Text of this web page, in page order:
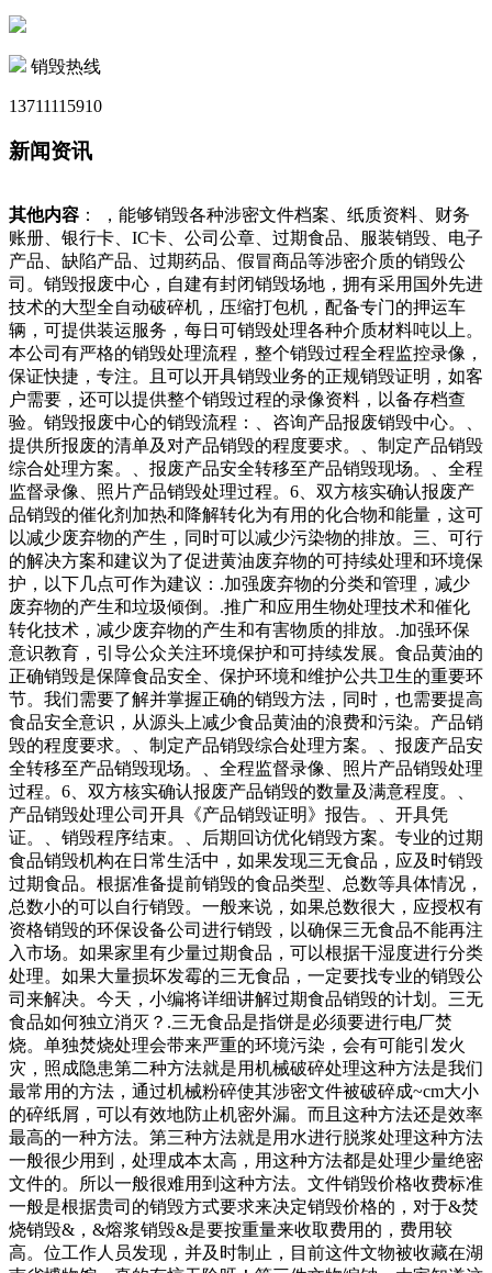
销毁热线
13711115910
新闻资讯
其他内容 ： ，能够销毁各种涉密文件档案、纸质资料、财务
账册、银行卡、IC卡、公司公章、过期食品、服装销毁、电子
产品、缺陷产品、过期药品、假冒商品等涉密介质的销毁公
司。销毁报废中心，自建有封闭销毁场地，拥有采用国外先进
技术的大型全自动破碎机，压缩打包机，配备专门的押运车
辆，可提供装运服务，每日可销毁处理各种介质材料吨以上。
本公司有严格的销毁处理流程，整个销毁过程全程监控录像，
保证快捷，专注。且可以开具销毁业务的正规销毁证明，如客
户需要，还可以提供整个销毁过程的录像资料，以备存档查
验。销毁报废中心的销毁流程：、咨询产品报废销毁中心。、
提供所报废的清单及对产品销毁的程度要求。、制定产品销毁
综合处理方案。、报废产品安全转移至产品销毁现场。、全程
监督录像、照片产品销毁处理过程。6、双方核实确认报废产
品销毁的催化剂加热和降解转化为有用的化合物和能量，这可
以减少废弃物的产生，同时可以减少污染物的排放。三、可行
的解决方案和建议为了促进黄油废弃物的可持续处理和环境保
护，以下几点可作为建议：.加强废弃物的分类和管理，减少
废弃物的产生和垃圾倾倒。.推广和应用生物处理技术和催化
转化技术，减少废弃物的产生和有害物质的排放。.加强环保
意识教育，引导公众关注环境保护和可持续发展。食品黄油的
正确销毁是保障食品安全、保护环境和维护公共卫生的重要环
节。我们需要了解并掌握正确的销毁方法，同时，也需要提高
食品安全意识，从源头上减少食品黄油的浪费和污染。产品销
毁的程度要求。、制定产品销毁综合处理方案。、报废产品安
全转移至产品销毁现场。、全程监督录像、照片产品销毁处理
过程。6、双方核实确认报废产品销毁的数量及满意程度。、
产品销毁处理公司开具《产品销毁证明》报告。、开具凭
证。、销毁程序结束。、后期回访优化销毁方案。专业的过期
食品销毁机构在日常生活中，如果发现三无食品，应及时销毁
过期食品。根据准备提前销毁的食品类型、总数等具体情况，
总数小的可以自行销毁。一般来说，如果总数很大，应授权有
资格销毁的环保设备公司进行销毁，以确保三无食品不能再注
入市场。如果家里有少量过期食品，可以根据干湿度进行分类
处理。如果大量损坏发霉的三无食品，一定要找专业的销毁公
司来解决。今天，小编将详细讲解过期食品销毁的计划。三无
食品如何独立消灭？.三无食品是指饼是必须要进行电厂焚
烧。单独焚烧处理会带来严重的环境污染，会有可能引发火
灾，照成隐患第二种方法就是用机械破碎处理这种方法是我们
最常用的方法，通过机械粉碎使其涉密文件被破碎成~cm大小
的碎纸屑，可以有效地防止机密外漏。而且这种方法还是效率
最高的一种方法。第三种方法就是用水进行脱浆处理这种方法
一般很少用到，处理成本太高，用这种方法都是处理少量绝密
文件的。所以一般很难用到这种方法。文件销毁价格收费标准
一般是根据贵司的销毁方式要求来决定销毁价格的，对于&焚
烧销毁&，&熔浆销毁&是要按重量来收取费用的，费用较
高。位工作人员发现，并及时制止，目前这件文物被收藏在湖